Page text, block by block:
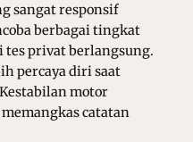
sangat responsif
berbagai tingkat
tes privat berlangsung.
percaya diri saat
motor
catatan